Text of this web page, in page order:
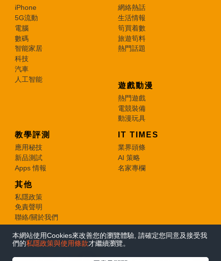
本網站使用Cookies來改善您的瀏覽體驗, 請確定您同意及接受我
們的私隱政策與使用條款才繼續瀏覽。
iPhone
5G流動
電腦
數碼
智能家居
科技
汽車
人工智能
網絡熱話
生活情報
筍買着數
旅遊筍料
熱門話題
遊戲動漫
熱門遊戲
電競裝備
動漫玩具
教學評測
應用秘技
新品測試
Apps 情報
IT TIMES
業界頭條
AI 策略
名家專欄
其他
私隱政策
免責聲明
聯絡/關於我們
© 2026 e-zone. All Rights Reserved.